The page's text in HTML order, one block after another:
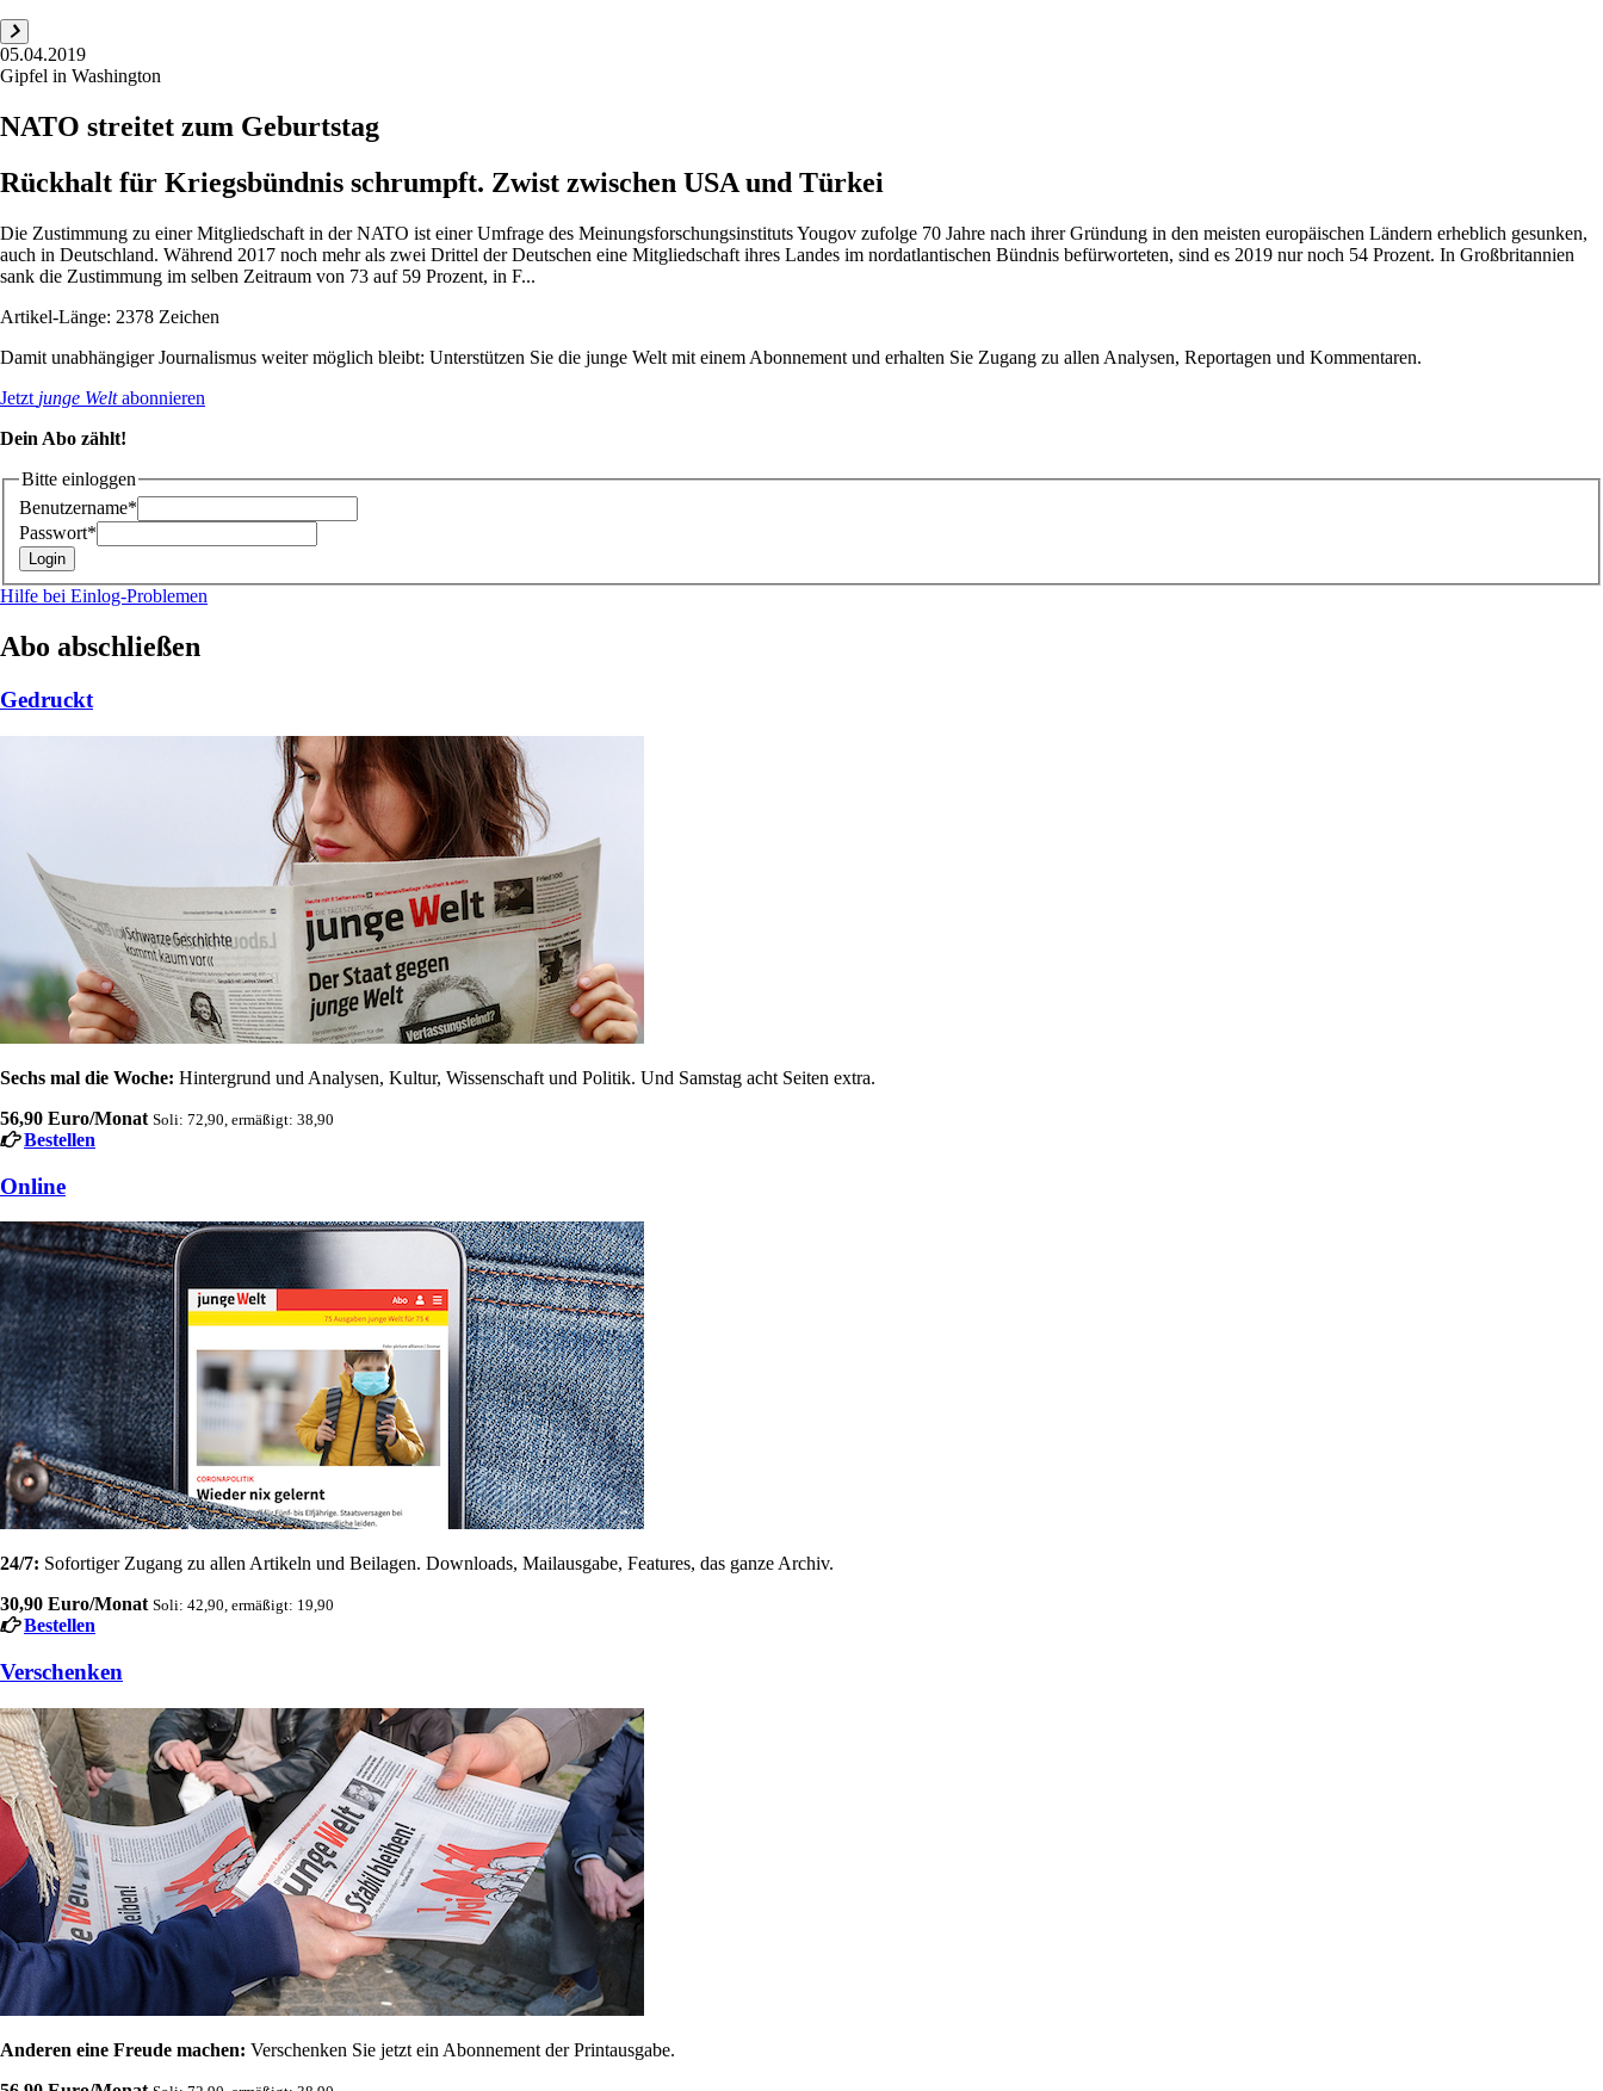
05.04.2019
Gipfel in Washington
NATO streitet zum Geburtstag
Rückhalt für Kriegsbündnis schrumpft. Zwist zwischen USA und Türkei
Die Zustimmung zu einer Mitgliedschaft in der NATO ist einer Umfrage des Meinungsforschungsinstituts Yougov zufolge 70 Jahre nach ihrer Gründung in den meisten europäischen Ländern erheblich gesunken,
auch in Deutschland. Während 2017 noch mehr als zwei Drittel der Deutschen eine Mitgliedschaft ihres Landes im nordatlantischen Bündnis befürworteten, sind es 2019 nur noch 54 Prozent. In Großbritannien
sank die Zustimmung im selben Zeitraum von 73 auf 59 Prozent, in F...
Artikel-Länge: 2378 Zeichen
Damit unabhängiger Journalismus weiter möglich bleibt: Unterstützen Sie die junge Welt mit einem Abonnement und erhalten Sie Zugang zu allen Analysen, Reportagen und Kommentaren.
Jetzt junge Weltabonnieren
Dein Abo zählt!
Bitte einloggen
Benutzername*
Passwort*
Hilfe bei Einlog-Problemen
Abo abschließen
Gedruckt
Sechs mal die Woche: Hintergrund und Analysen, Kultur, Wissenschaft und Politik. Und Samstag acht Seiten extra.
56,90 Euro/Monat Soli: 72,90, ermäßigt: 38,90
Bestellen
Online
24/7: Sofortiger Zugang zu allen Artikeln und Beilagen. Downloads, Mailausgabe, Features, das ganze Archiv.
30,90 Euro/Monat Soli: 42,90, ermäßigt: 19,90
Bestellen
Verschenken
Anderen eine Freude machen: Verschenken Sie jetzt ein Abonnement der Printausgabe.